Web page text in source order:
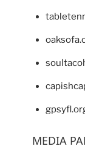
MEDIA